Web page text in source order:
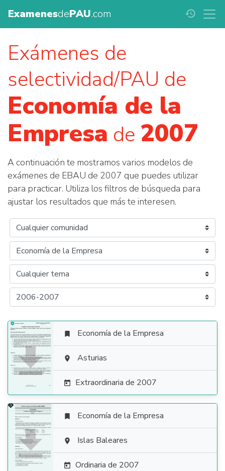
ExamenesdePAU.com history
Exámenes de
selectividad/PAU de
Economía de la
Empresa de 2007
A continuación te mostramos varios modelos de
exámenes de EBAU de 2007 que puedes utilizar
para practicar. Utiliza los filtros de búsqueda para
ajustar los resultados que más te interesen.

 Economía de la Empresa
 Asturias
 Extraordinaria de 2007

 Economía de la Empresa
 Islas Baleares
 Ordinaria de 2007